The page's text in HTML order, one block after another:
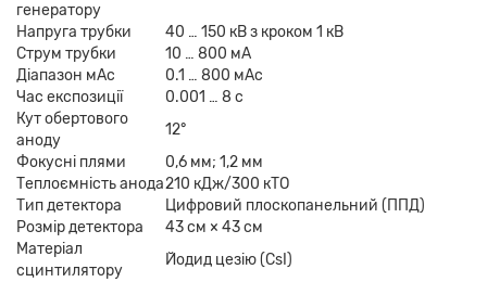
генератору
Напруга трубки
40 … 150 кВ з кроком 1 кВ
Струм трубки
10 … 800 мА
Діапазон мАс
0.1 … 800 мАс
Час експозиції
0.001 … 8 с
Кут обертового
аноду
12°
Фокусні плями
0,6 мм; 1,2 мм
Теплоємність анода210 кДж/300 кТО
Тип детектора
Цифровий плоскопанельний (ППД)
Розмір детектора
43 см × 43 см
Матеріал
сцинтилятору
Йодид цезію (CsI)